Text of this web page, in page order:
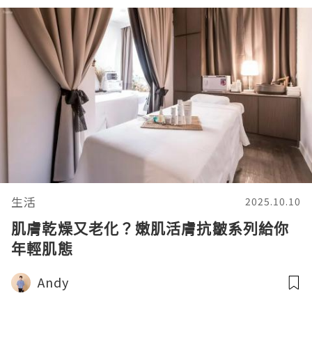
生活 2025.10.10
肌膚乾燥又老化？嫩肌活膚抗皺系列給你
年輕肌態
Andy